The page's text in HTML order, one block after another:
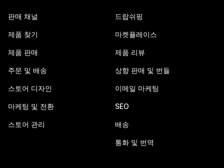
판매 채널
제품 찾기
제품 판매
주문 및 배송
스토어 디자인
마케팅 및 전환
스토어 관리
드랍쉬핑
마켓플레이스
제품 리뷰
상향 판매 및 번들
이메일 마케팅
SEO
배송
통화 및 번역